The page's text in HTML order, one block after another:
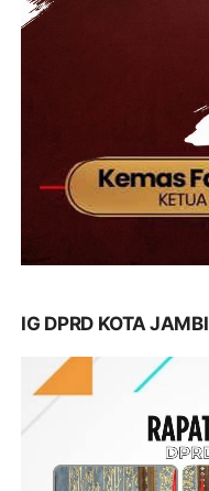
IG DPRD KOTA JAMBI